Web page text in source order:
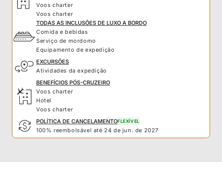
Voos charter
Voos charter
TODAS AS INCLUSÕES DE LUXO A BORDO
Comida e bebidas
Serviço de mordomo
Equipamento de expedição
EXCURSÕES
Atividades da expedição
BENEFÍCIOS PÓS-CRUZEIRO
Voos charter
Hotel
Voos charter
POLÍTICA DE CANCELAMENTOFLEXÍVEL
100% reembolsável até 24 de jun. de 2027